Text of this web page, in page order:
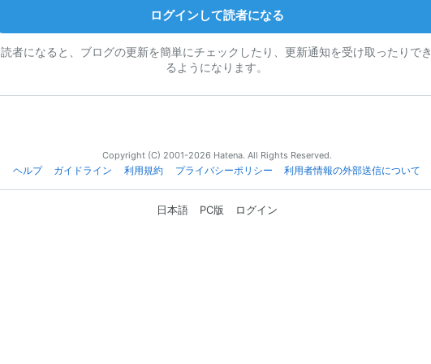
ログインして読者になる
読者になると、ブログの更新を簡単にチェックしたり、更新通知を受け取ったりでき
るようになります。
Copyright (C) 2001-2026 Hatena. All Rights Reserved.
ヘルプ
ガイドライン 利用規約 プライバシーポリシー 利用者情報の外部送信について
日本語 PC版 ログイン